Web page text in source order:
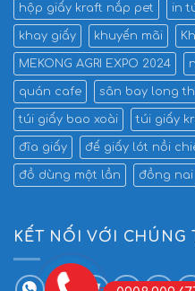
hộp giấy kraft nắp pet in
khay giấy khuyến mãi
MEKONG AGRI EXPO 2024
quán cafe sân bay long
túi giấy bao xoài túi giấy
đĩa giấy đế giấy lót nồi
đồ dùng một lần đồng nai
KẾT NỐI VỚI CHÚNG